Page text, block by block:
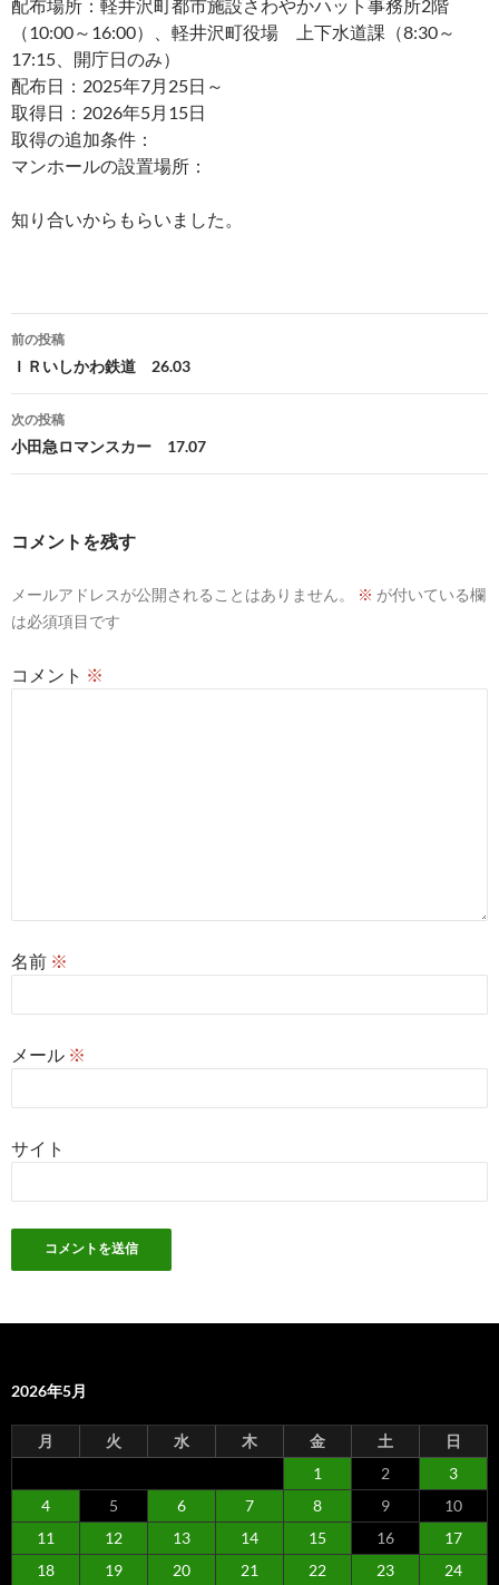
配布場所：軽井沢町都市施設さわやかハット事務所2階
（10:00～16:00）、軽井沢町役場 上下水道課（8:30～
17:15、開庁日のみ）
配布日：2025年7月25日～
取得日：2026年5月15日
取得の追加条件：
マンホールの設置場所：
知り合いからもらいました。
投
稿
ナ
ビ
ゲ
ョ
前の投稿
ＩＲいしかわ鉄道 26.03
次の投稿
小田急ロマンスカー 17.07
コメントを残す
メールアドレスが公開されることはありません。 ※ が付いている欄
は必須項目です
コメント ※
名前 ※
メール ※
サイト
2026年5月
月 火 水 木 金 土
日
1
2
3
4
5 6 7 8 9
10
11
12 13 14 15 16
17
18
19 20 21 22 23
24